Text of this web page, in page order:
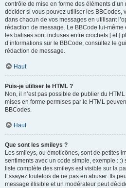
contrôle de mise en forme des éléments d’un
décider si vous pouvez utiliser les BBCodes,
dans chacun de vos messages en utilisant
rédaction de message. Le BBCode lui-
les balises sont incluses entre crochets [ et ]
d’informations sur le BBCode, consultez le
rédaction de message.
Haut
Puis-je utiliser le HTML ?
Non, il n’est pas possible de publier du
mises en forme permises par le HTML
BBCodes.
Haut
Que sont les smileys ?
Les smileys, ou émoticônes, sont de petites
sentiments avec un code simple, exemple :
liste complète des smileys est visible sur la
Essayez toutefois de ne pas en abuser. Ils
message illisible et un modérateur peut